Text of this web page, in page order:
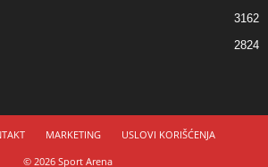
3162
2824
MARKETING
USLOVI KORIŠĆENJA
© 2026 Sport Arena